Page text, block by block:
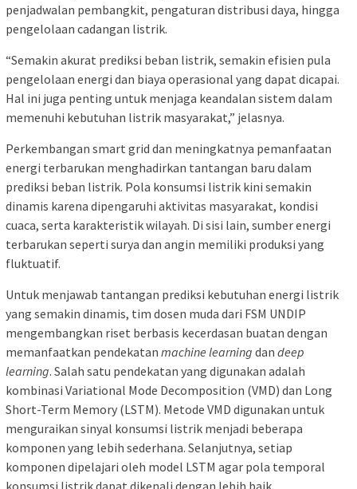
penjadwalan pembangkit, pengaturan distribusi daya, hingga
pengelolaan cadangan listrik.
“Semakin akurat prediksi beban listrik, semakin efisien pula
pengelolaan energi dan biaya operasional yang dapat dicapai.
Hal ini juga penting untuk menjaga keandalan sistem dalam
memenuhi kebutuhan listrik masyarakat,” jelasnya.
Perkembangan smart grid dan meningkatnya pemanfaatan
energi terbarukan menghadirkan tantangan baru dalam
prediksi beban listrik. Pola konsumsi listrik kini semakin
dinamis karena dipengaruhi aktivitas masyarakat, kondisi
cuaca, serta karakteristik wilayah. Di sisi lain, sumber energi
terbarukan seperti surya dan angin memiliki produksi yang
fluktuatif.
Untuk menjawab tantangan prediksi kebutuhan energi listrik
yang semakin dinamis, tim dosen muda dari FSM UNDIP
mengembangkan riset berbasis kecerdasan buatan dengan
memanfaatkan pendekatan machine learning dan deep
learning. Salah satu pendekatan yang digunakan adalah
kombinasi Variational Mode Decomposition (VMD) dan Long
Short-Term Memory (LSTM). Metode VMD digunakan untuk
menguraikan sinyal konsumsi listrik menjadi beberapa
komponen yang lebih sederhana. Selanjutnya, setiap
komponen dipelajari oleh model LSTM agar pola temporal
konsumsi listrik dapat dikenali dengan lebih baik.